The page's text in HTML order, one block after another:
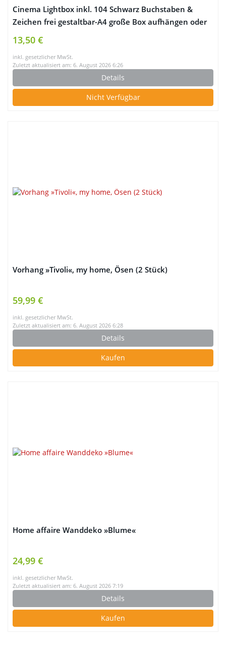
Cinema Lightbox inkl. 104 Schwarz Buchstaben &
Zeichen frei gestaltbar-A4 große Box aufhängen oder
stellen-Leuchtkasten Kino Stil LED(USB oder
batteriebetriebene)
13,50 €
inkl. gesetzlicher MwSt.
Zuletzt aktualisiert am: 6. August 2026 6:26
Details
Nicht Verfügbar
Vorhang »Tivoli«, my home, Ösen (2 Stück)
59,99 €
inkl. gesetzlicher MwSt.
Zuletzt aktualisiert am: 6. August 2026 6:28
Details
Kaufen
Home affaire Wanddeko »Blume«
24,99 €
inkl. gesetzlicher MwSt.
Zuletzt aktualisiert am: 6. August 2026 7:19
Details
Kaufen